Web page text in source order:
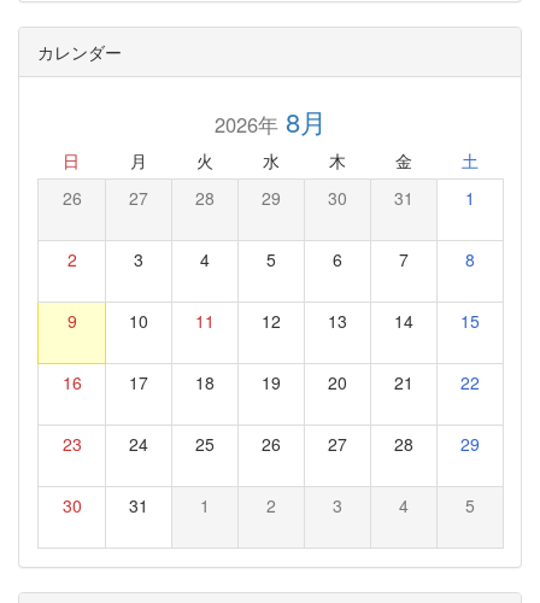
カレンダー
2026年8月
日 月 火 水 木 金 土
26 27 28 29 30 31 1
2 3 4 5 6 7 8
9 10 11 12 13 14 15
16 17 18 19 20 21 22
23 24 25 26 27 28 29
30 31 1 2 3 4 5